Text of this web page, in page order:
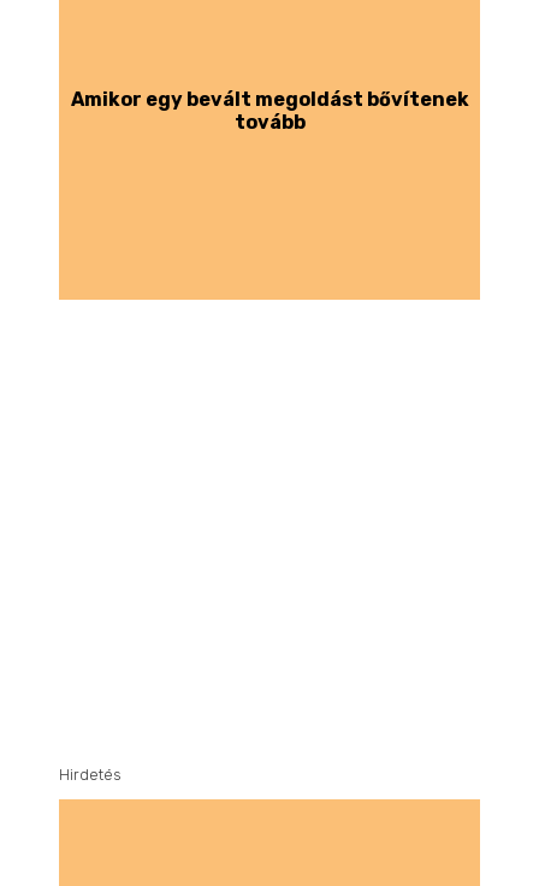
Amikor egy bevált megoldást bővítenek
tovább
Hirdetés